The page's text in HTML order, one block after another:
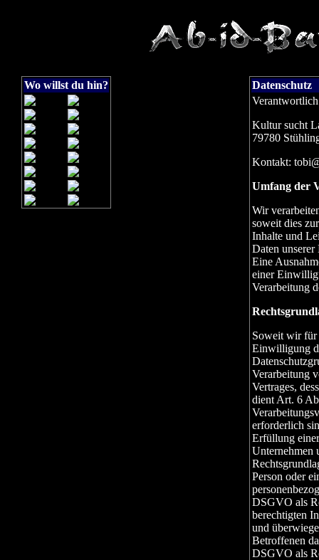
Wo willst du hin?
Datenschutz
Kultur sucht
79780
Kontakt:
Umfang der
Wir
soweit dies
Inhalte und
Daten
Eine
einer
Verarbeitung
Soweit wir für
Einwilligung
Verarbeitung
Vertrages,
dient Art. 6
erforderlich
Erfüllung
Unternehmen
Person oder
DSGVO als
berechtigten
und
Betroffenen
DSGVO als